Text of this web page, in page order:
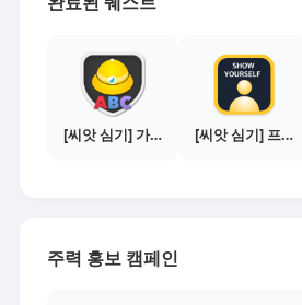
[씨앗 심기] 가이드보기 - 매체별 활동 가이드 [씨앗 심기] 프로필 사진 등록하기
주력 홍보 캠페인